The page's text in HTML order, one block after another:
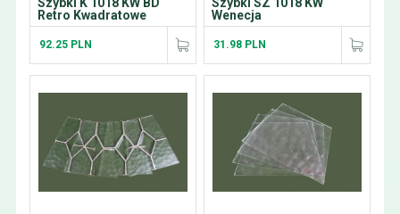
Retro Kwadratowe
92.25 PLN
Wenecja
31.98 PLN